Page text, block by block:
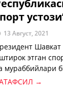
13 Август, 2021
этган
мураббийлари
спорт
→